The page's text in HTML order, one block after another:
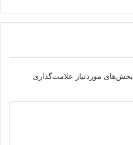
بخش‌های موردنیاز علامت‌گذاری